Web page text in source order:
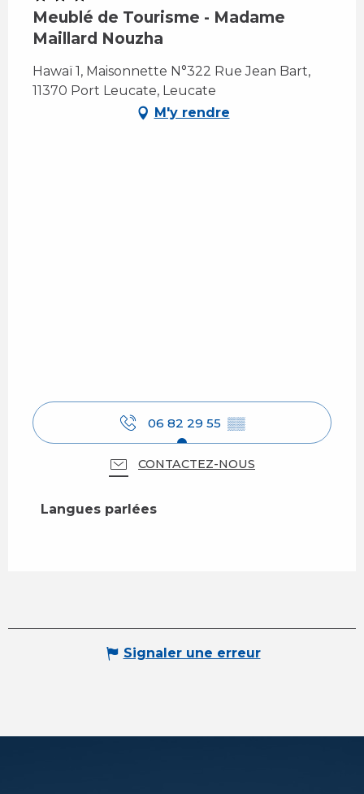
Meublé de Tourisme - Madame
Maillard Nouzha
Hawaï 1, Maisonnette N°322 Rue Jean Bart,
11370 Port Leucate, Leucate
M'y rendre
06 82 29 55 ▒▒
CONTACTEZ-NOUS
Langues parlées
Langues parlées
Signaler une erreur